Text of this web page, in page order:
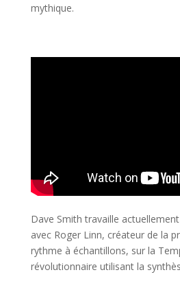
mythique.
Dave Smith travaille
avec Roger Linn, créateur de la
rythme à échantillons, sur la
révolutionnaire utilisant la